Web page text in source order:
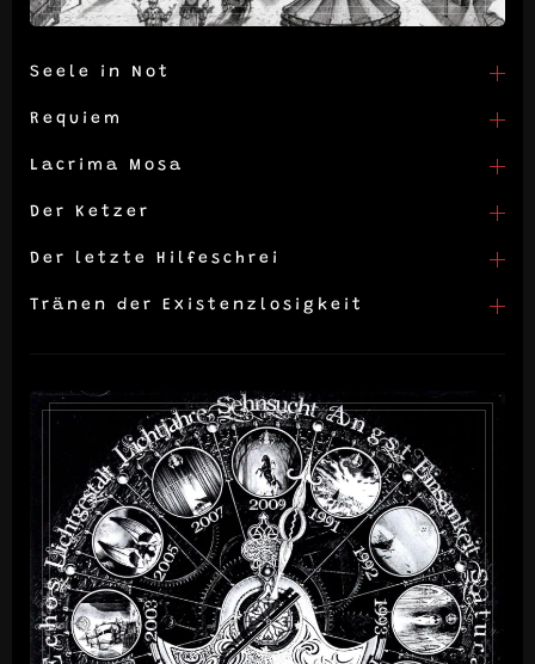
Seele in Not
Requiem
Lacrima Mosa
Der Ketzer
Der letzte Hilfeschrei
Tränen der Existenzlosigkeit